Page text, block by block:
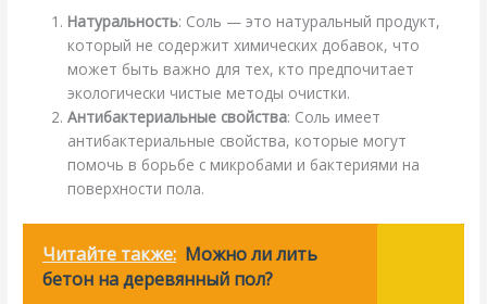
Натуральность: Соль — это натуральный продукт,
который не содержит химических добавок, что
может быть важно для тех, кто предпочитает
экологически чистые методы очистки.
Антибактериальные свойства: Соль имеет
антибактериальные свойства, которые могут
помочь в борьбе с микробами и бактериями на
поверхности пола.
Читайте также: Можно ли лить
бетон на деревянный пол?